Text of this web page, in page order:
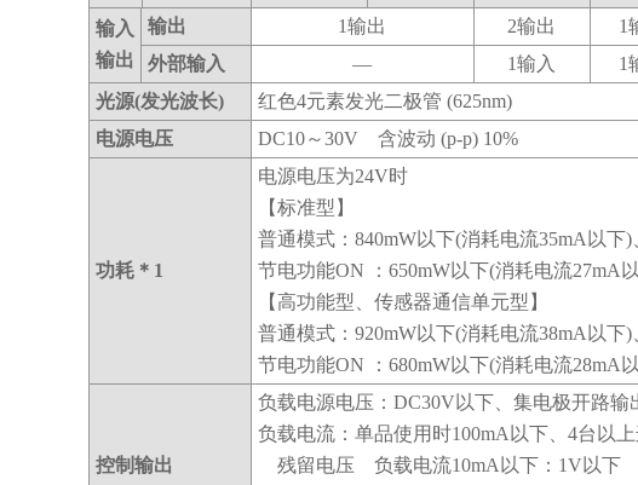
输入
输出
输出 1输出 2输出 1
外部输入
― 1输入 1
光源(发光波长)
红色4元素发光二极管 (625nm)
电源电压
DC10～30V 含波动 (p-p) 10%
功耗＊1
电源电压为24V时
【标准型】
普通模式：840mW以下(消耗电流35mA以下)
节电功能ON ：650mW以下(消耗电流27mA
【高功能型、传感器通信单元型】
普通模式：920mW以下(消耗电流38mA以下)
节电功能ON ：680mW以下(消耗电流28mA
控制输出
负载电源电压：DC30V以下、集电极开路输
负载电流：单品使用时100mA以下、4台以
残留电压 负载电流10mA以下：1V以下